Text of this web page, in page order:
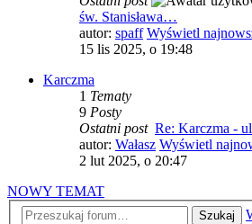
św. Stanisława…
autor: spaff Wyświetl
15 lis 2025, o 19:48
Karczma
1 Tematy
9 Posty
Ostatni post Re: Karczma -
autor: Wałasz Wyświetl
2 lut 2025, o 20:47
NOWY TEMAT
Szukaj